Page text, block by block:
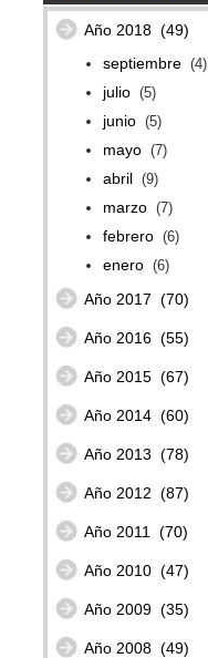
Año 2018 (49)
septiembre (4)
julio (5)
junio (5)
mayo (7)
abril (9)
marzo (7)
febrero (6)
enero (6)
Año 2017 (70)
Año 2016 (55)
Año 2015 (67)
Año 2014 (60)
Año 2013 (78)
Año 2012 (87)
Año 2011 (70)
Año 2010 (47)
Año 2009 (35)
Año 2008 (49)